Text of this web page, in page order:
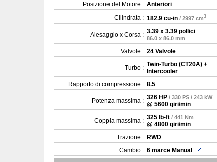
Posizione del Motore : Anteriori
Cilindrata : 182.9 cu-in / 2997 cm3
Alesaggio x Corsa : 3.39 x 3.39 pollici
86.0 x 86.0 mm
Valvole : 24 Valvole
Turbo : Twin-Turbo (CT20A) +
Intercooler
Rapporto di compressione : 8.5
Potenza massima : 326 HP / 330 PS / 243 kW
@ 5600 giri/min
Coppia massima : 325 lb-ft / 441 Nm
@ 4800 giri/min
Trazione : RWD
Cambio : 6 marce Manual